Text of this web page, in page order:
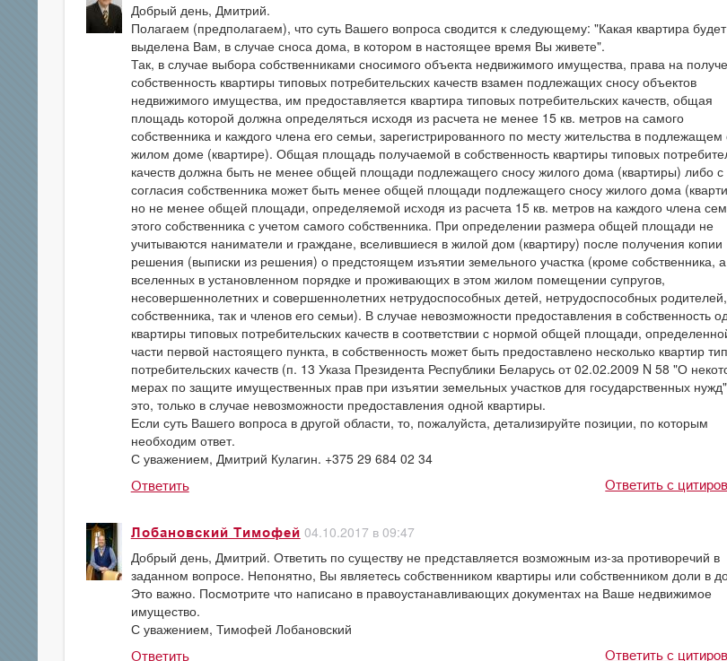
Добрый день, Дмитрий.
Полагаем (предполагаем), что суть Вашего вопроса сводится к следующему: "Какая квартира будет
выделена Вам, в случае сноса дома, в котором в настоящее время Вы живете".
Так, в случае выбора собственниками сносимого объекта недвижимого имущества, права на
собственность квартиры типовых потребительских качеств взамен подлежащих сносу объектов
недвижимого имущества, им предоставляется квартира типовых потребительских качеств, общая
площадь которой должна определяться исходя из расчета не менее 15 кв. метров на самого
собственника и каждого члена его семьи, зарегистрированного по месту жительства в подлежащем
жилом доме (квартире). Общая площадь получаемой в собственность квартиры типовых
качеств должна быть не менее общей площади подлежащего сносу жилого дома (квартиры) либо с
согласия собственника может быть менее общей площади подлежащего сносу жилого дома
но не менее общей площади, определяемой исходя из расчета 15 кв. метров на каждого члена
этого собственника с учетом самого собственника. При определении размера общей площади не
учитываются наниматели и граждане, вселившиеся в жилой дом (квартиру) после получения копии
решения (выписки из решения) о предстоящем изъятии земельного участка (кроме собственника,
вселенных в установленном порядке и проживающих в этом жилом помещении супругов,
несовершеннолетних и совершеннолетних нетрудоспособных детей, нетрудоспособных
собственника, так и членов его семьи). В случае невозможности предоставления в собственность
квартиры типовых потребительских качеств в соответствии с нормой общей площади,
части первой настоящего пункта, в собственность может быть предоставлено несколько квартир
потребительских качеств (п. 13 Указа Президента Республики Беларусь от 02.02.2009 N 58 "О
мерах по защите имущественных прав при изъятии земельных участков для государственных
это, только в случае невозможности предоставления одной квартиры.
Если суть Вашего вопроса в другой области, то, пожалуйста, детализируйте позиции, по которым
необходим ответ.
С уважением, Дмитрий Кулагин. +375 29 684 02 34
Ответить Ответить с
Лобановский Тимофей 04.10.2017 в 09:47
Добрый день, Дмитрий. Ответить по существу не представляется возможным из-за противоречий в
заданном вопросе. Непонятно, Вы являетесь собственником квартиры или собственником доли в
Это важно. Посмотрите что написано в правоустанавливающих документах на Ваше недвижимое
имущество.
С уважением, Тимофей Лобановский
Ответить Ответить с